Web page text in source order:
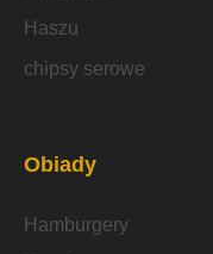
Haszu
chipsy serowe
Obiady
Hamburgery